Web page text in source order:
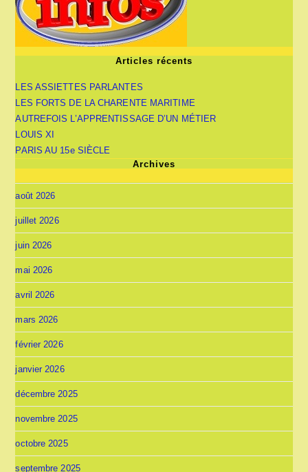
Articles récents
LES ASSIETTES PARLANTES
LES FORTS DE LA CHARENTE MARITIME
AUTREFOIS L’APPRENTISSAGE D’UN MÉTIER
LOUIS XI
PARIS AU 15e SIÈCLE
Archives
août 2026
juillet 2026
juin 2026
mai 2026
avril 2026
mars 2026
février 2026
janvier 2026
décembre 2025
novembre 2025
octobre 2025
septembre 2025